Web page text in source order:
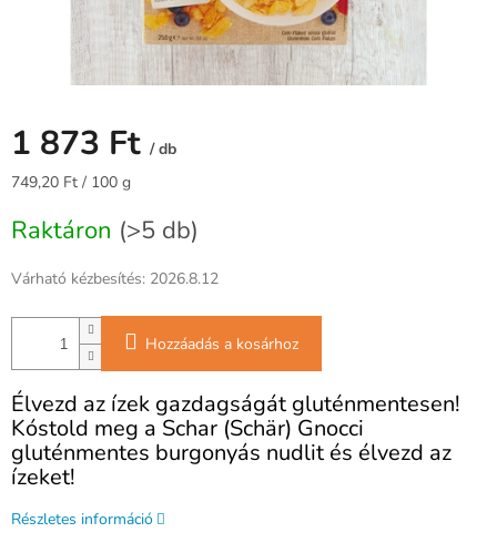
1 873 Ft / db
Egységár:
749,20 Ft / 100 g
Raktáron (>5 db)
Várható kézbesítés: 2026.8.12
Hozzáadás a kosárhoz
Élvezd az ízek gazdagságát gluténmentesen!
Kóstold meg a Schar (Schär) Gnocci
gluténmentes burgonyás nudlit és élvezd az
ízeket!
Részletes információ